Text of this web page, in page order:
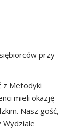
przy
z Metodyki
mieli okazję
Nasz gość,